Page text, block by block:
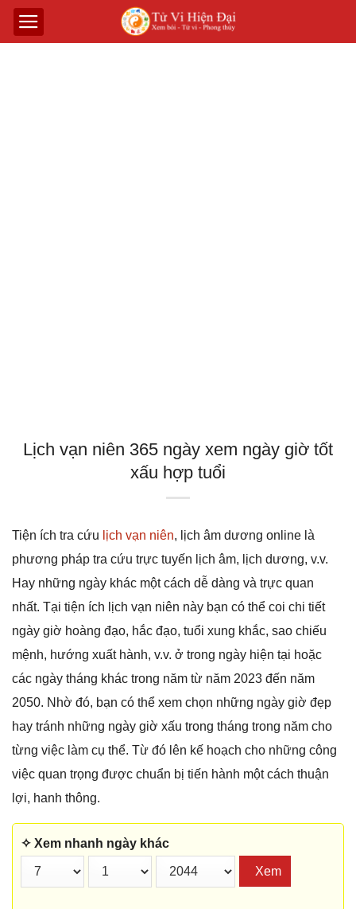
Lịch vạn niên 365 ngày xem ngày giờ tốt
xấu hợp tuổi
Tiện ích tra cứu lịch vạn niên, lịch âm dương online là
phương pháp tra cứu trực tuyến lịch âm, lịch dương, v.v.
Hay những ngày khác một cách dễ dàng và trực quan
nhất. Tại tiện ích lịch vạn niên này bạn có thể coi chi tiết
ngày giờ hoàng đạo, hắc đạo, tuổi xung khắc, sao chiếu
mệnh, hướng xuất hành, v.v. ở trong ngày hiện tại hoặc
các ngày tháng khác trong năm từ năm 2023 đến năm
2050. Nhờ đó, bạn có thể xem chọn những ngày giờ đẹp
hay tránh những ngày giờ xấu trong tháng trong năm cho
từng việc làm cụ thể. Từ đó lên kế hoạch cho những công
việc quan trọng được chuẩn bị tiến hành một cách thuận
lợi, hanh thông.
✧ Xem nhanh ngày khác
Xem